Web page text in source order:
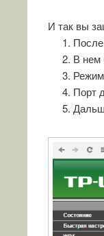
И так вы
В нем
Порт